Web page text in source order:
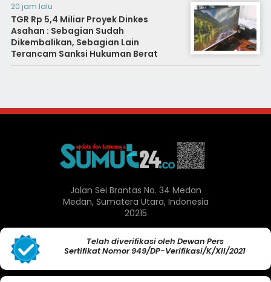
20 jam lalu
TGR Rp 5,4 Miliar Proyek Dinkes
Asahan : Sebagian Sudah
Dikembalikan, Sebagian Lain
Terancam Sanksi Hukuman Berat
Jalan Sei Brantas No. 34 Medan
Medan, Sumatera Utara, Indonesia
20215
Telah diverifikasi oleh Dewan Pers
Sertifikat Nomor 949/DP-Verifikasi/K/XII/2021